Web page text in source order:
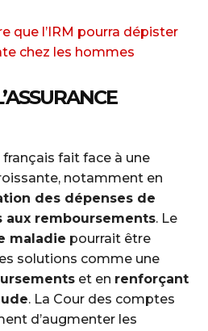
que l’IRM pourra dépister
chez les hommes
fait face à une
notamment en
des dépenses de
aux remboursements. Le
maladie pourrait être
solutions comme une
et en renforçant
. La Cour des comptes
d’augmenter les